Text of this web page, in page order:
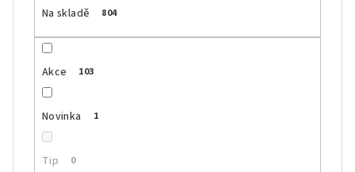
Na skladě 804
Akce 103
Novinka 1
Tip 0